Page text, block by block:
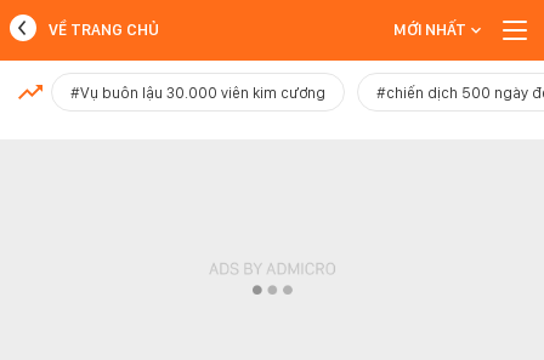
MỚI NHẤT
VỀ TRANG CHỦ MỚI NHẤT
#Vụ buôn lậu 30.000 viên kim cương #chiến dịch 500 ngày